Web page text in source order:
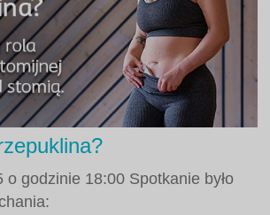
o godzinie 18:00 Spotkanie było